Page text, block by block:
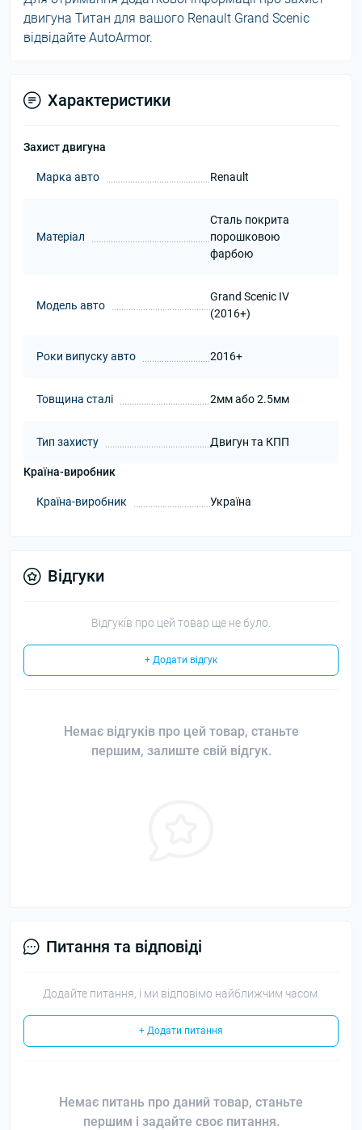
двигуна Титан для вашого Renault Grand Scenic
відвідайте AutoArmor.
Характеристики
Захист двигуна
Марка авто Renault
Матеріал
Сталь покрита
порошковою
фарбою
Модель авто
Grand Scenic IV
(2016+)
Роки випуску авто 2016+
Товщина сталі 2мм або 2.5мм
Тип захисту Двигун та КПП
Країна-виробник
Країна-виробник Україна
Відгуки
Відгуків про цей товар ще не було.
+ Додати відгук
Немає відгуків про цей товар, станьте
першим, залиште свій відгук.
Питання та відповіді
Додайте питання, і ми відповімо найближчим часом.
+ Додати питання
Немає питань про даний товар, станьте
першим і задайте своє питання.